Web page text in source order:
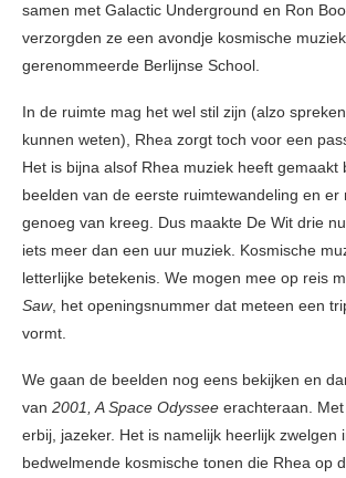
samen met Galactic Underground en Ron
verzorgden ze een avondje kosmische
gerenommeerde Berlijnse School.
In de ruimte mag het wel stil zijn (alzo
kunnen weten), Rhea zorgt toch voor een
Het is bijna alsof Rhea muziek heeft gemaakt
beelden van de eerste ruimtewandeling en er
genoeg van kreeg. Dus maakte De Wit drie
iets meer dan een uur muziek. Kosmische
letterlijke betekenis. We mogen mee op reis
Saw, het openingsnummer dat meteen een
vormt.
We gaan de beelden nog eens bekijken en
van 2001, A Space Odyssee erachteraan.
erbij, jazeker. Het is namelijk heerlijk zwelgen
bedwelmende kosmische tonen die Rhea op